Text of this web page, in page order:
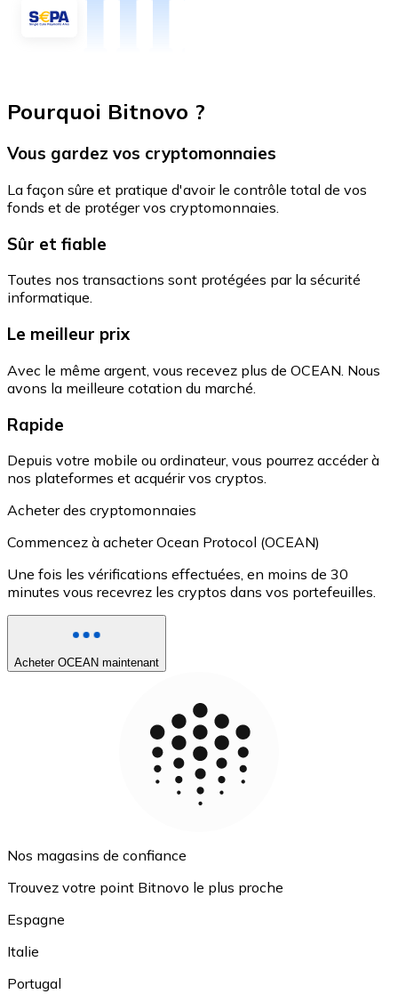
Pourquoi Bitnovo ?
Vous gardez vos cryptomonnaies
La façon sûre et pratique d'avoir le contrôle total de vos
fonds et de protéger vos cryptomonnaies.
Sûr et fiable
Toutes nos transactions sont protégées par la sécurité
informatique.
Le meilleur prix
Avec le même argent, vous recevez plus de OCEAN. Nous
avons la meilleure cotation du marché.
Rapide
Depuis votre mobile ou ordinateur, vous pourrez accéder à
nos plateformes et acquérir vos cryptos.
Acheter des cryptomonnaies
Commencez à acheter Ocean Protocol (OCEAN)
Une fois les vérifications effectuées, en moins de 30
minutes vous recevrez les cryptos dans vos portefeuilles.
Acheter OCEAN maintenant
Nos magasins de confiance
Trouvez votre point Bitnovo le plus proche
Espagne
Italie
Portugal